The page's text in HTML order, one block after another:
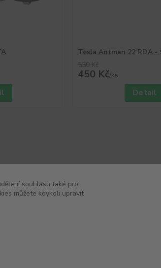
Tesla Antman 22 RDA -
450 Kč/ks
Detail
souhlasu také pro
můžete kdykoli upravit